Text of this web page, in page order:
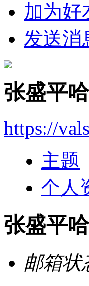
加为好
发送消
张盛平
https://
主题
个人
张盛平
邮箱状